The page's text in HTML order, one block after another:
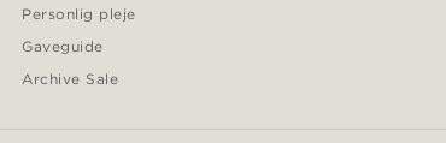
Personlig pleje
Gaveguide
Archive Sale